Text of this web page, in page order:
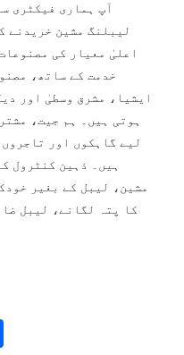
آپ ہماری فیکٹری
لیبلنگ مشین خریدنے
اعلیٰ معیار کی
خدمت کے ساتھ،
ایشیا، مشرق وسطیٰ اور
ہوتی ہیں۔ ہم جیت،
لیے گاہکوں اور
ہیں۔ ذہین کنٹرول
مشین، لیبل کے بغیر
کا پتہ لگانے، لیبل